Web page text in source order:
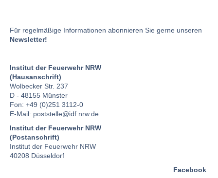
Für regelmäßige Informationen abonnieren Sie gerne unseren
Newsletter!
Institut der Feuerwehr NRW
(Hausanschrift)
Wolbecker Str. 237
D - 48155 Münster
Fon: +49 (0)251 3112-0
E-Mail: poststelle@idf.nrw.de
Institut der Feuerwehr NRW
(Postanschrift)
Institut der Feuerwehr NRW
40208 Düsseldorf
Facebook